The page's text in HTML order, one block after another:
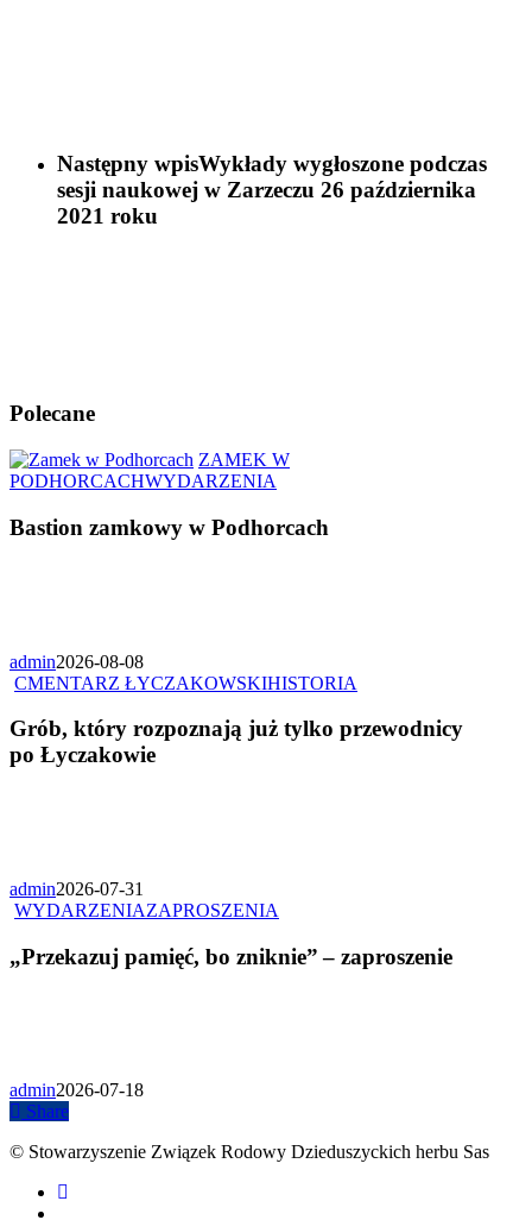
Następny wpisWykłady wygłoszone podczas
sesji naukowej w Zarzeczu 26 października
2021 roku
Polecane
ZAMEK W
PODHORCACHWYDARZENIA
Bastion zamkowy w Podhorcach
admin2026-08-08
CMENTARZ ŁYCZAKOWSKIHISTORIA
Grób, który rozpoznają już tylko przewodnicy
po Łyczakowie
admin2026-07-31
WYDARZENIAZAPROSZENIA
„Przekazuj pamięć, bo zniknie” – zaproszenie
admin2026-07-18
Share
© Stowarzyszenie Związek Rodowy Dzieduszyckich herbu Sas
facebook